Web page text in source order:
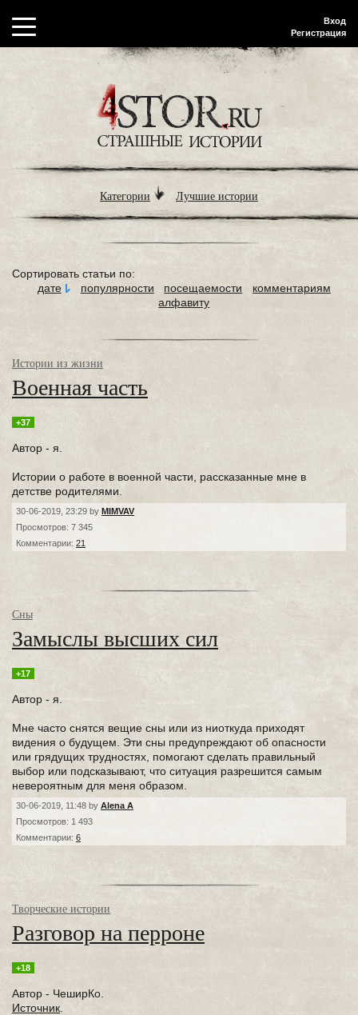
Вход
Регистрация
Категории Лучшие истории
Сортировать статьи по:
дате
популярности посещаемости
комментариям
алфавиту
Истории из жизни
Военная часть
+37
Автор - я.
Истории о работе в военной части, рассказанные мне в
детстве родителями.
30-06-2019, 23:29 by MIMVAV
Просмотров: 7 345
Комментарии: 21
Сны
Замыслы высших сил
+17
Автор - я.
Мне часто снятся вещие сны или из ниоткуда приходят
видения о будущем. Эти сны предупреждают об опасности
или грядущих трудностях, помогают сделать правильный
выбор или подсказывают, что ситуация разрешится самым
невероятным для меня образом.
30-06-2019, 11:48 by Alena A
Просмотров: 1 493
Комментарии: 6
Творческие истории
Разговор на перроне
+18
Автор - ЧеширКо.
Источник